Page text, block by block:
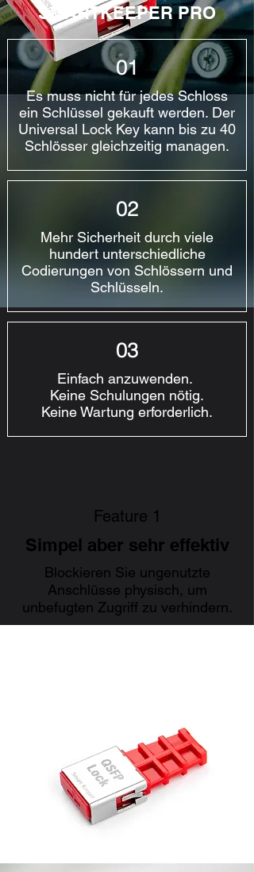
SMARTKEEPER PRO
01
Es muss nicht für jedes Schloss
ein Schlüssel gekauft werden. Der
Universal Lock Key kann bis zu 40
Schlösser gleichzeitig managen.
02
Mehr Sicherheit durch viele
hundert unterschiedliche
Codierungen von Schlössern und
Schlüsseln.
03
Einfach anzuwenden.
Keine Schulungen nötig.
Keine Wartung erforderlich.
Feature 1
Simpel aber sehr effektiv
Blockieren Sie ungenutzte
Anschlüsse physisch, um
unbefugten Zugriff zu verhindern.